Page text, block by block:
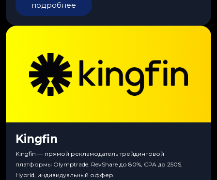
подробнее
Kingfin
Kingfin — прямой рекламодатель трейдинговой
платформы Olymptrade. RevShare до 80%, CPA до 250$,
Hybrid, индивидуальный оффер.